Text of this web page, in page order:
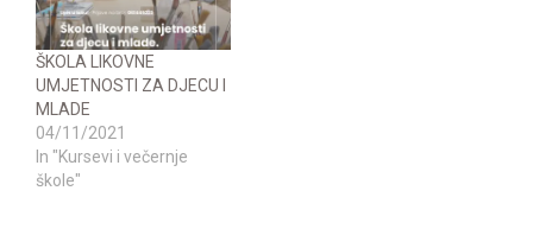
ŠKOLA LIKOVNE
UMJETNOSTI ZA DJECU I
MLADE
04/11/2021
In "Kursevi i večernje
škole"